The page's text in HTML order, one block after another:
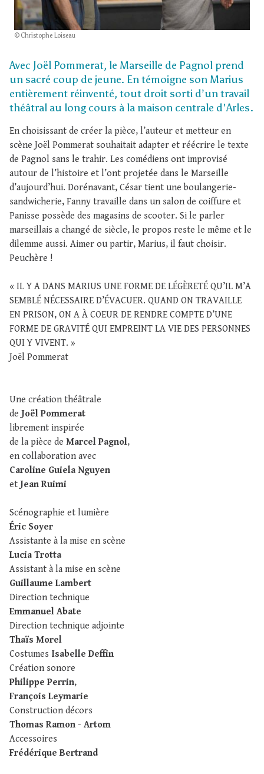
© Christophe Loiseau
Avec Joël Pommerat, le Marseille de Pagnol prend
un sacré coup de jeune. En témoigne son Marius
entièrement réinventé, tout droit sorti d’un travail
théâtral au long cours à la maison centrale d'Arles.
En choisissant de créer la pièce, l’auteur et metteur en
scène Joël Pommerat souhaitait adapter et réécrire le texte
de Pagnol sans le trahir. Les comédiens ont improvisé
autour de l’histoire et l’ont projetée dans le Marseille
d’aujourd’hui. Dorénavant, César tient une boulangerie-
sandwicherie, Fanny travaille dans un salon de coiffure et
Panisse possède des magasins de scooter. Si le parler
marseillais a changé de siècle, le propos reste le même et le
dilemme aussi. Aimer ou partir, Marius, il faut choisir.
Peuchère !
« IL Y A DANS MARIUS UNE FORME DE LÉGÈRETÉ QU’IL M’A
SEMBLÉ NÉCESSAIRE D’ÉVACUER. QUAND ON TRAVAILLE
EN PRISON, ON A À COEUR DE RENDRE COMPTE D’UNE
FORME DE GRAVITÉ QUI EMPREINT LA VIE DES PERSONNES
QUI Y VIVENT. »
Joël Pommerat
Une création théâtrale
de Joël Pommerat
librement inspirée
de la pièce de Marcel Pagnol,
en collaboration avec
Caroline Guiela Nguyen
et Jean Ruimi
Scénographie et lumière
Éric Soyer
Assistante à la mise en scène
Lucia Trotta
Assistant à la mise en scène
Guillaume Lambert
Direction technique
Emmanuel Abate
Direction technique adjointe
Thaïs Morel
Costumes Isabelle Deffin
Création sonore
Philippe Perrin,
François Leymarie
Construction décors
Thomas Ramon - Artom
Accessoires
Frédérique Bertrand